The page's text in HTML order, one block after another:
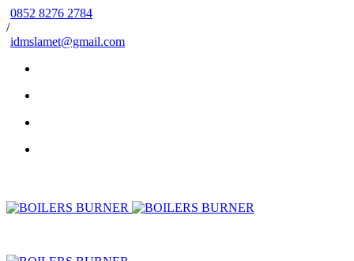
0852 8276 2784
/
idmslamet@gmail.com